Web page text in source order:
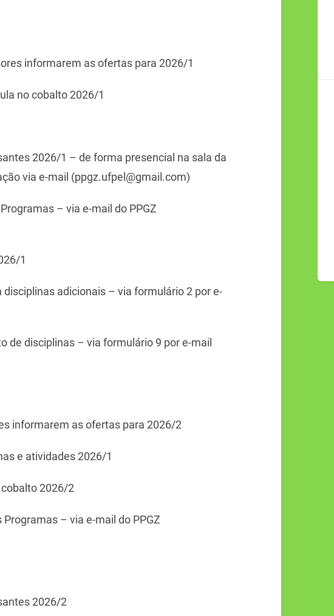
informarem as ofertas para 2026/1
no cobalto 2026/1
2026/1 – de forma presencial na sala da
via e-mail (ppgz.ufpel@gmail.com)
– via e-mail do PPGZ
1
adicionais – via formulário 2 por e-
de disciplinas – via formulário 9 por e-mail
informarem as ofertas para 2026/2
e atividades 2026/1
2026/2
– via e-mail do PPGZ
2026/2